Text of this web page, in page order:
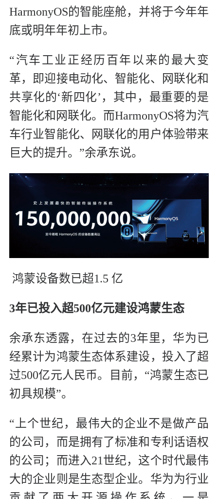
HarmonyOS的智能座舱，并将于今年年
底或明年年初上市。
“汽车工业正经历百年以来的最大变
革，即迎接电动化、智能化、网联化和
共享化的‘新四化’，其中，最重要的是
智能化和网联化。而HarmonyOS将为汽
车行业智能化、网联化的用户体验带来
巨大的提升。”余承东说。
鸿蒙设备数已超1.5 亿
3年已投入超500亿元建设鸿蒙生态
余承东透露，在过去的3年里，华为已
经累计为鸿蒙生态体系建设，投入了超
过500亿元人民币。目前，“鸿蒙生态已
初具规模”。
“上个世纪，最伟大的企业不是做产品
的公司，而是拥有了标准和专利话语权
的公司；而进入21世纪，这个时代最伟
大的企业则是生态型企业。华为为行业